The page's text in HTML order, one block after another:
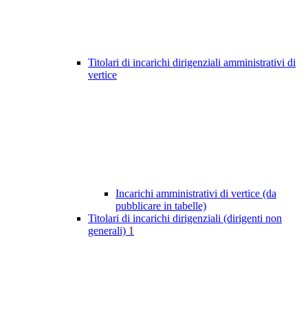
Titolari di incarichi dirigenziali amministrativi di
vertice
Incarichi amministrativi di vertice (da
pubblicare in tabelle)
Titolari di incarichi dirigenziali (dirigenti non
generali) 1